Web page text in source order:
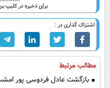
برای ذخیره در کلیپ
اشتراک گذاری در :
مطالب مرتبط
بازگشت عادل فردوسی پور